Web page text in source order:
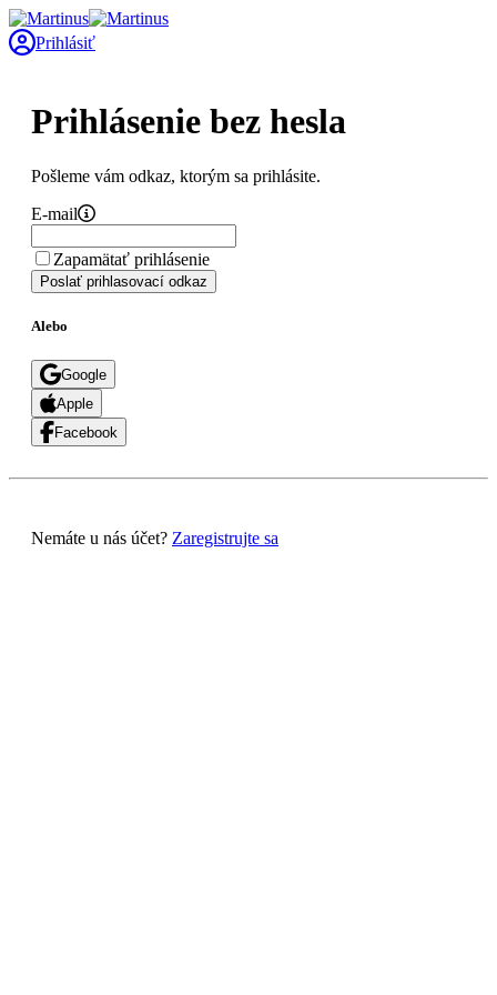
Prihlásiť
Prihlásenie bez hesla
Pošleme vám odkaz, ktorým sa prihlásite.
E-mail
Zapamätať prihlásenie
Poslať prihlasovací odkaz
Alebo
Google
Apple
Facebook
Nemáte u nás účet? Zaregistrujte sa